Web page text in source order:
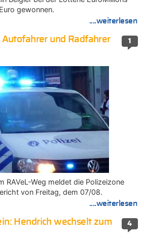
gewonnen.
....weiterlesen
1
Autofahrer und Radfahrer
RAVeL-Weg meldet die Polizeizone
von Freitag, dem 07/08.
....weiterlesen
4
Hendrich wechselt zum